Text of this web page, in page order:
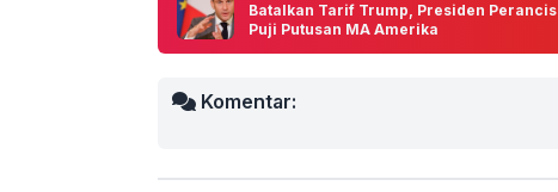
Batalkan Tarif Trump, Presiden Perancis
Puji Putusan MA Amerika
Komentar: